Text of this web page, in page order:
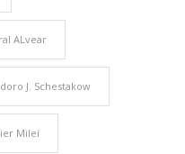
ALvear
J. Schestakow
Milei